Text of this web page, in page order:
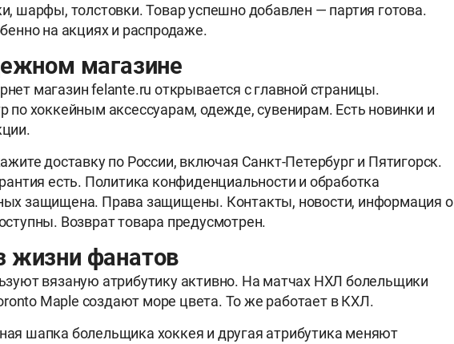
шарфы, толстовки. Товар успешно добавлен — партия готова.
на акциях и распродаже.
магазине
магазин felante.ru открывается с главной страницы.
по хоккейным аксессуарам, одежде, сувенирам. Есть новинки и
доставку по России, включая Санкт-Петербург и Пятигорск.
есть. Политика конфиденциальности и обработка
защищена. Права защищены. Контакты, новости, информация о
Возврат товара предусмотрен.
жизни фанатов
вязаную атрибутику активно. На матчах НХЛ болельщики
Maple создают море цвета. То же работает в КХЛ.
шапка болельщика хоккея и другая атрибутика меняют